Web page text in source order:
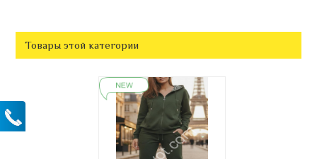
Товары этой категории